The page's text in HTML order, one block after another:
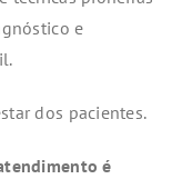
e
dos pacientes.
é